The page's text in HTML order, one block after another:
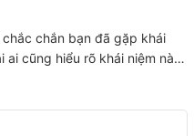
chắn bạn đã gặp khái
ai cũng hiểu rõ khái niệm này.